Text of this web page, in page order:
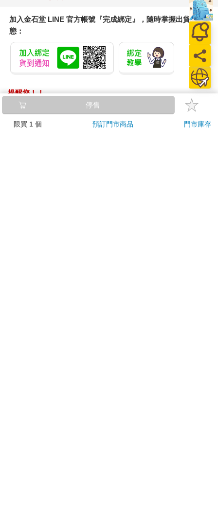
加入金石堂 LINE 官方帳號『完成綁定』，隨時掌握出貨動
態：
提醒您！！
金石堂及銀行均不會請您操作ATM! 如接獲電話要求您前往
ATM提款機，請不要聽從指示，以免受騙上當！
停售
限買 1 個 預訂門市商品 門市庫存